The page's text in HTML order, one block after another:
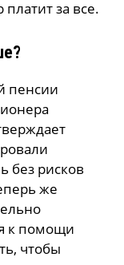
за все.
пенсии
без рисков
же
к помощи
чтобы